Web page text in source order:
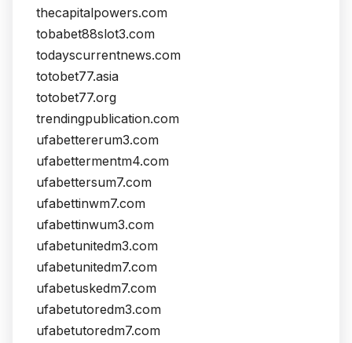
thecapitalpowers.com
tobabet88slot3.com
todayscurrentnews.com
totobet77.asia
totobet77.org
trendingpublication.com
ufabettererum3.com
ufabettermentm4.com
ufabettersum7.com
ufabettinwm7.com
ufabettinwum3.com
ufabetunitedm3.com
ufabetunitedm7.com
ufabetuskedm7.com
ufabetutoredm3.com
ufabetutoredm7.com